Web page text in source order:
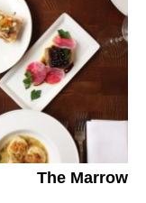
The Marrow